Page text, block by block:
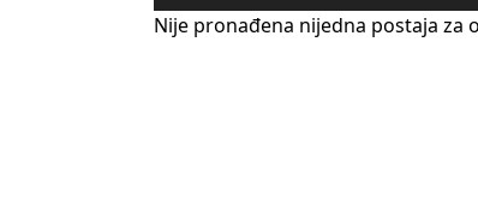
Nije pronađena nijedna postaja za